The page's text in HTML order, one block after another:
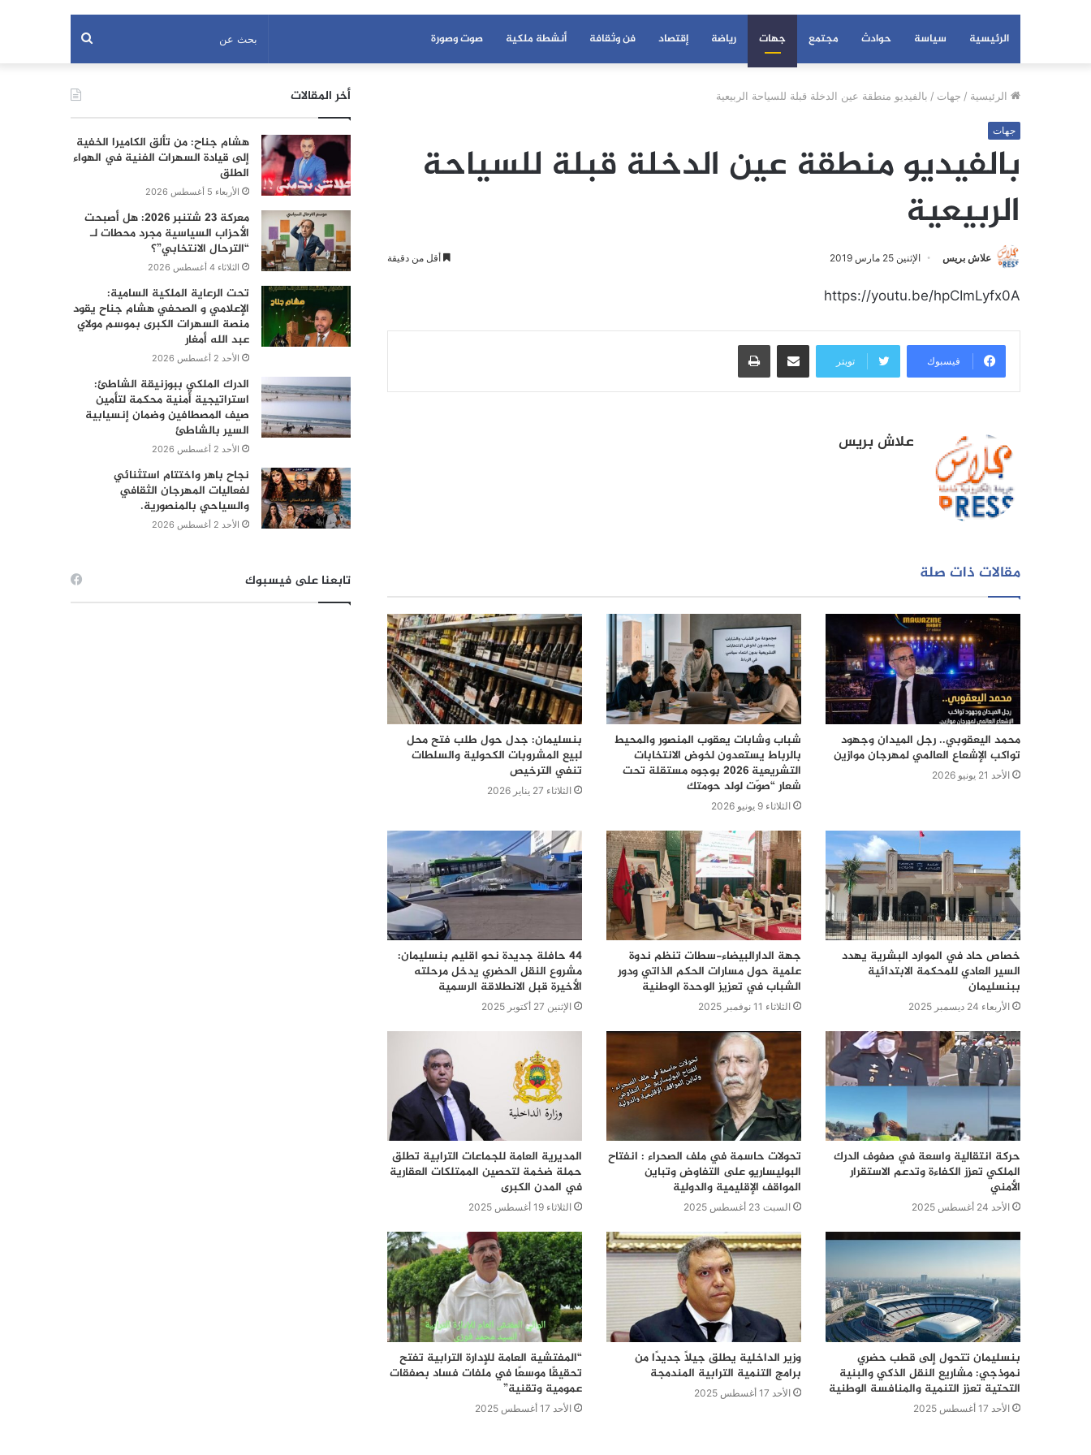
الرئيسية سياسة حوادث مجتمع جهات رياضة إقتصاد فن وثقافة أنشطة ملكية صوت وصورة بحث
عن
الرئيسية / جهات / بالفيديو منطقة عين الدخلة قبلة للسياحة الربيعية
جهات
بالفيديو منطقة عين الدخلة قبلة للسياحة
الربيعية
علاش بريس الإثنين 25 مارس 2019 أقل من دقيقة
https://youtu.be/hpCImLyfx0A
فيسبوك تويتر
مشاركة عبر البريد طباعة
علاش بريس
مقالات ذات صلة
محمد اليعقوبي.. رجل الميدان وجهود
تواكب الإشعاع العالمي لمهرجان موازين
الأحد 21 يونيو 2026
شباب وشابات يعقوب المنصور والمحيط
بالرباط يستعدون لخوض الانتخابات
التشريعية 2026 بوجوه مستقلة تحت
شعار “صوّت لولد حومتك
الثلاثاء 9 يونيو 2026
بنسليمان: جدل حول طلب فتح محل
لبيع المشروبات الكحولية والسلطات
تنفي الترخيص
الثلاثاء 27 يناير 2026
خصاص حاد في الموارد البشرية يهدد
السير العادي للمحكمة الابتدائية
ببنسليمان
الأربعاء 24 ديسمبر 2025
جهة الدارالبيضاء-سطات تنظم ندوة
علمية حول مسارات الحكم الذاتي ودور
الشباب في تعزيز الوحدة الوطنية
الثلاثاء 11 نوفمبر 2025
44 حافلة جديدة نحو اقليم بنسليمان:
مشروع النقل الحضري يدخل مرحلته
الأخيرة قبل الانطلاقة الرسمية
الإثنين 27 أكتوبر 2025
حركة انتقالية واسعة في صفوف الدرك
الملكي تعزز الكفاءة وتدعم الاستقرار
الأمني
الأحد 24 أغسطس 2025
تحولات حاسمة في ملف الصحراء : انفتاح
البوليساريو على التفاوض وتباين
المواقف الإقليمية والدولية
السبت 23 أغسطس 2025
المديرية العامة للجماعات الترابية تطلق
حملة ضخمة لتحصين الممتلكات العقارية
في المدن الكبرى
الثلاثاء 19 أغسطس 2025
بنسليمان تتحول إلى قطب حضري
نموذجي: مشاريع النقل الذكي والبنية
التحتية تعزز التنمية والمنافسة الوطنية
الأحد 17 أغسطس 2025
وزير الداخلية يطلق جيلًا جديدًا من
برامج التنمية الترابية المندمجة
الأحد 17 أغسطس 2025
“المفتشية العامة للإدارة الترابية تفتح
تحقيقًا موسعًا في ملفات فساد بصفقات
عمومية وتقنية”
الأحد 17 أغسطس 2025
أخر المقالات
هشام جناح: من تألق الكاميرا الخفية
إلى قيادة السهرات الفنية في الهواء
الطلق
الأربعاء 5 أغسطس 2026
معركة 23 شتنبر 2026: هل أصبحت
الأحزاب السياسية مجرد محطات لـ
“الترحال الانتخابي”؟
الثلاثاء 4 أغسطس 2026
تحت الرعاية الملكية السامية:
الإعلامي و الصحفي هشام جناح يقود
منصة السهرات الكبرى بموسم مولاي
عبد الله أمغار
الأحد 2 أغسطس 2026
الدرك الملكي ببوزنيقة الشاطئ:
استراتيجية أمنية محكمة لتأمين
صيف المصطافين وضمان إنسيابية
السير بالشاطئ
الأحد 2 أغسطس 2026
نجاح باهر واختتام استثنائي
لفعاليات المهرجان الثقافي
والسياحي بالمنصورية.
الأحد 2 أغسطس 2026
تابعنا على فيسبوك